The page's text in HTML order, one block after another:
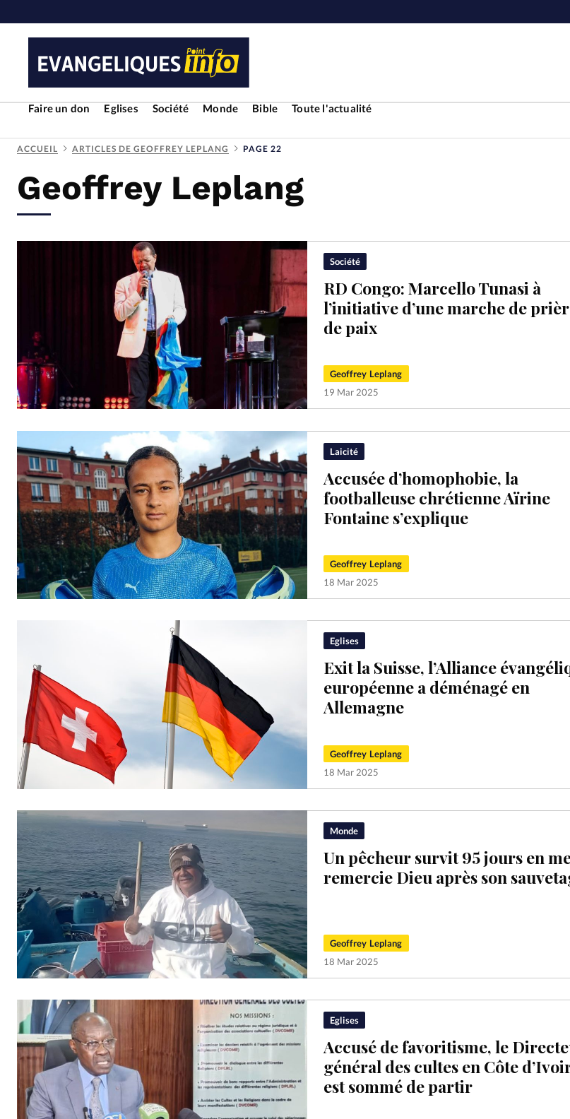
Faire un don Eglises Société Monde Bible
Toute l'actualité
RUBRIQUES
Toute l'actualité Bible
Culture
Eglises Histoire
Laicité
Liberté religieuse
Mission
Monde
People
Politique Religions Société
ACCUEIL ARTICLES DE GEOFFREY LEPLANG PAGE 22
Geoffrey Leplang
Société
RD Congo: Marcello Tunasi à
l’initiative d’une marche de
de paix
Geoffrey Leplang
19 Mar 2025
Laicité
Accusée d’homophobie, la
footballeuse chrétienne Aïrine
Fontaine s’explique
Geoffrey Leplang
18 Mar 2025
Eglises
Exit la Suisse, l’Alliance
européenne a déménagé en
Allemagne
Geoffrey Leplang
18 Mar 2025
Monde
Un pêcheur survit 95 jours en
remercie Dieu après son
Geoffrey Leplang
18 Mar 2025
Eglises
Accusé de favoritisme, le
général des cultes en Côte
est sommé de partir